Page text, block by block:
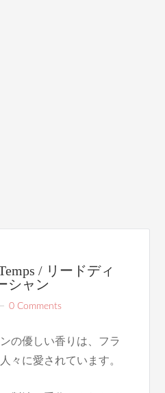
/ リードディ
シャン
0 Comments
の優しい香りは、フラ
々に愛されています。